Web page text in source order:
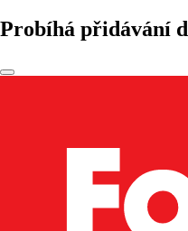
Probíhá přidávání